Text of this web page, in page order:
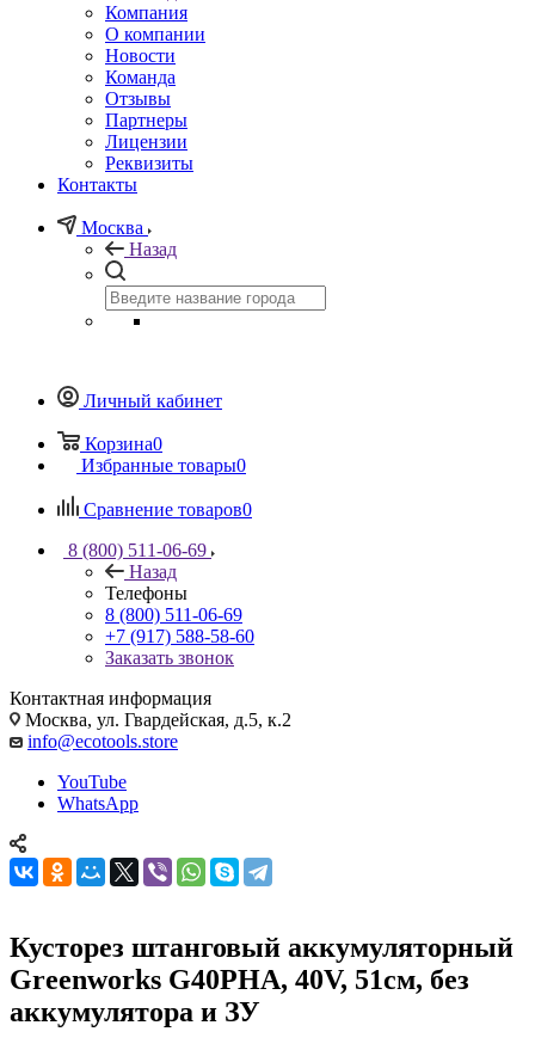
Компания
О компании
Новости
Команда
Отзывы
Партнеры
Лицензии
Реквизиты
Контакты
Москва
Назад
Личный кабинет
Корзина0
Избранные товары0
Сравнение товаров0
8 (800) 511-06-69
Назад
Телефоны
8 (800) 511-06-69
+7 (917) 588-58-60
Заказать звонок
Контактная информация
Москва, ул. Гвардейская, д.5, к.2
info@ecotools.store
YouTube
WhatsApp
Кусторез штанговый аккумуляторный
Greenworks G40PHA, 40V, 51см, без
аккумулятора и ЗУ